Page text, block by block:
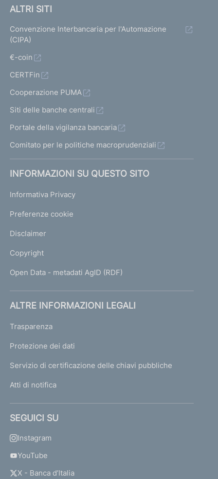
ALTRI SITI
Convenzione Interbancaria per l'Automazione
(CIPA)
€-coin
CERTFin
Cooperazione PUMA
Siti delle banche centrali
Portale della vigilanza bancaria
Comitato per le politiche macroprudenziali
INFORMAZIONI SU QUESTO SITO
Informativa Privacy
Preferenze cookie
Disclaimer
Copyright
Open Data - metadati AgID (RDF)
ALTRE INFORMAZIONI LEGALI
Trasparenza
Protezione dei dati
Servizio di certificazione delle chiavi pubbliche
Atti di notifica
SEGUICI SU
Instagram
YouTube
X - Banca d’Italia